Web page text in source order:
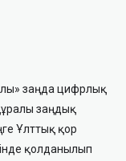
заңда цифрлық
заңдық
Ұлттық қор
қолданылып